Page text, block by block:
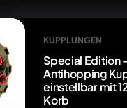
KUPPLUNGEN
Special Edition -
Antihopping
einstellbar mit
Korb